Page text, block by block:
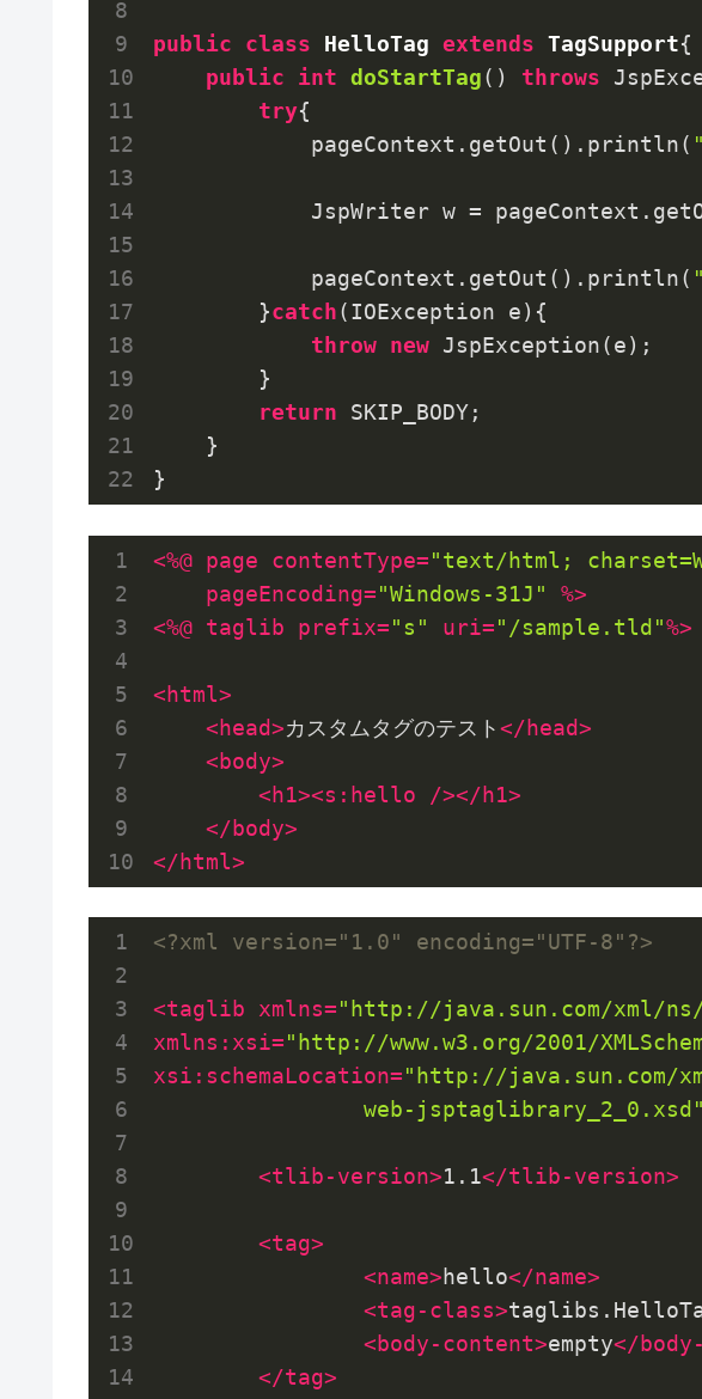
public class HelloTag extends TagSupport{
public
int doStartTag() throws
try{
            pageContext.getOut().println(
JspWriter w =
            pageContext.getOut().println(
        }
catch(IOException e){
throw new JspException(e);
        }
return SKIP_BODY;
    }
<%@ page contentType="text/html;
pageEncoding="Windows-31J"
%>
<%@ taglib prefix="s" uri="/sample.tld"%>
<html>
<head>カスタムタグのテスト</head>
<body>
<h1><s:hello /></h1>
</body>
</html>
<?xml version="1.0" encoding="UTF-8"?>
<taglib xmlns="http://java.sun.com/xml/
xmlns:xsi="http://www.w3.org/2001/
xsi:schemaLocation="http://java.sun.com/
		web-jsptaglibrary_2_0.xsd"
<tlib-version>1.1</tlib-version>
<tag>
<name>hello</name>
<tag-class>
<body-content>empty</
</tag>